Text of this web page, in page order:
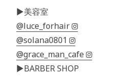
▶︎美容室
@luce_forhair
@solana0801
@grace_man_cafe
▶︎BARBER SHOP